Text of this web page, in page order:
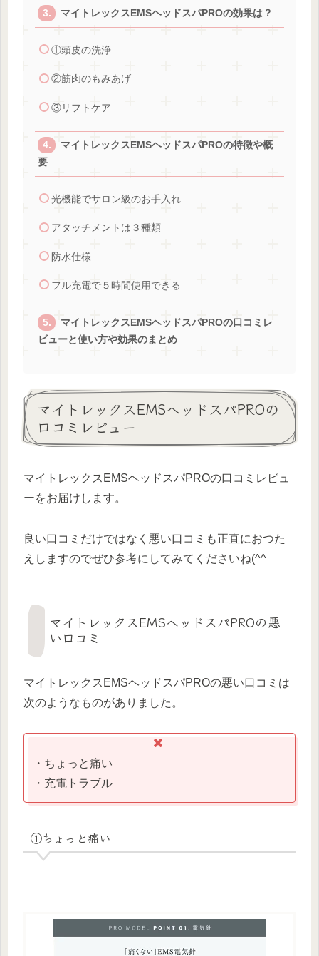
マイトレックスEMSヘッドスパPROの効果は？
①頭皮の洗浄
②筋肉のもみあげ
③リフトケア
マイトレックスEMSヘッドスパPROの特徴や概
要
光機能でサロン級のお手入れ
アタッチメントは３種類
防水仕様
フル充電で５時間使用できる
マイトレックスEMSヘッドスパPROの口コミレ
ビューと使い方や効果のまとめ
マイトレックスEMSヘッドスパPROの
口コミレビュー
マイトレックスEMSヘッドスパPROの口コミレビュ
ーをお届けします。
良い口コミだけではなく悪い口コミも正直におつた
えしますのでぜひ参考にしてみてくださいね(^^
マイトレックスEMSヘッドスパPROの悪
い口コミ
マイトレックスEMSヘッドスパPROの悪い口コミは
次のようなものがありました。
・ちょっと痛い
・充電トラブル
①ちょっと痛い